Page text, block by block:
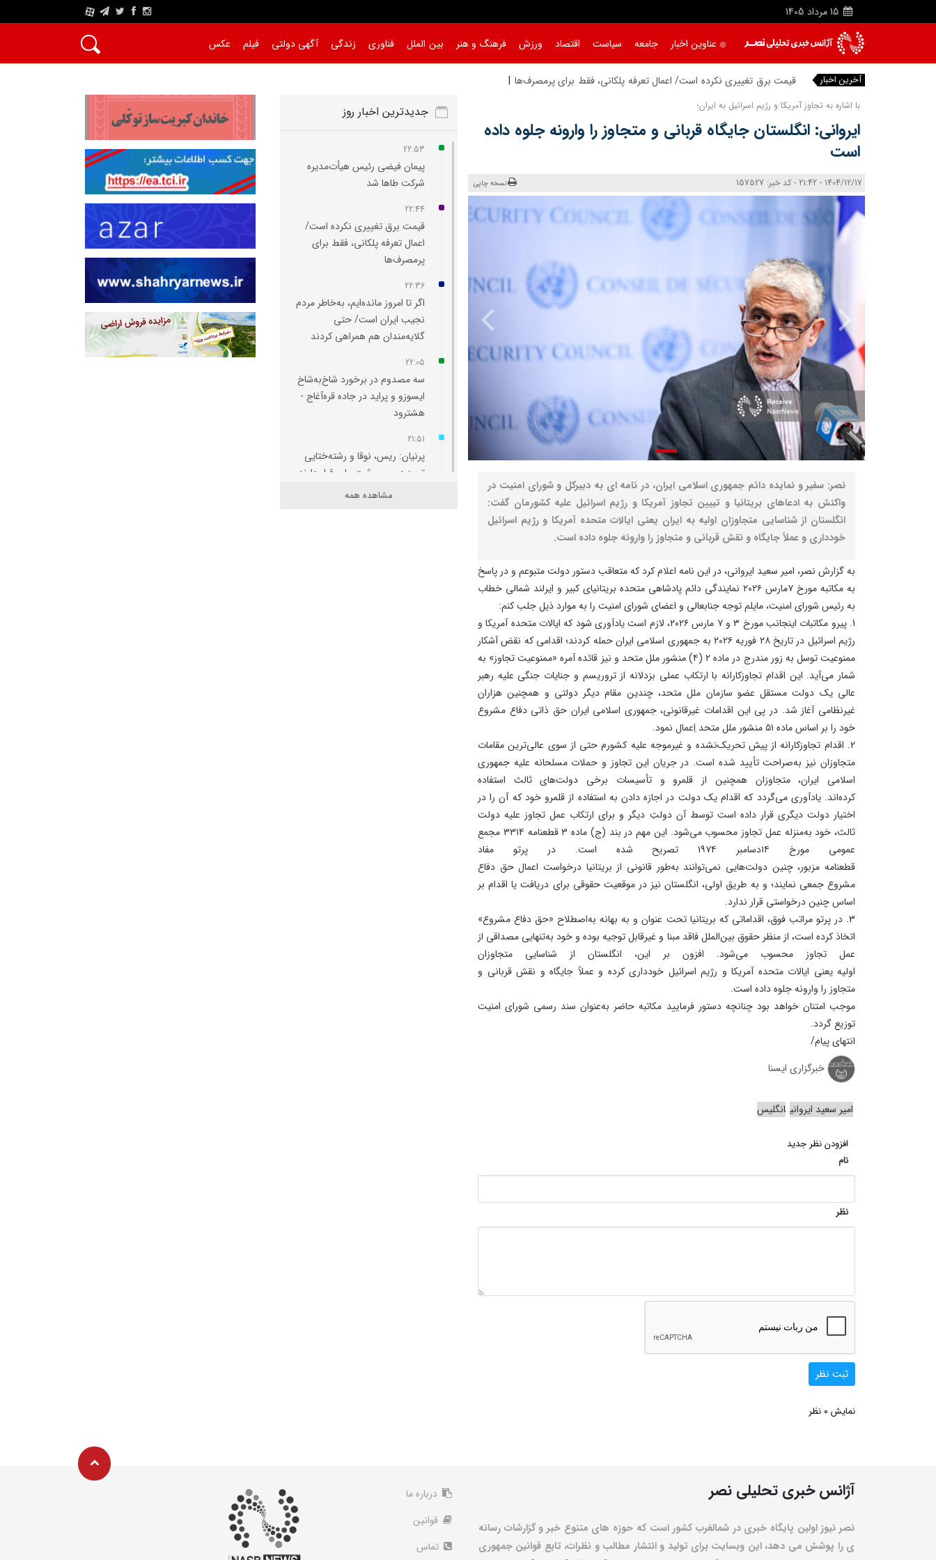
15 مرداد 1405
A
عناوین اخبار جامعه سیاست اقتصاد ورزش فرهنگ و هنر بین الملل فناوری زندگی آگهی دولتی فیلم عکس
آخرین اخبار قیمت برق تغییری نکرده است/ اعمال تعرفه پلکانی، فقط برای پرمصرف‌ها
با اشاره به تجاوز آمریکا و رژیم اسرائیل به ایران؛
ایروانی: انگلستان جایگاه‌ قربانی و متجاوز را وارونه جلوه داده
است
1404/12/17 - 21:42 - کد خبر: 157527 نسخه چاپی
نصر: سفیر و نمایده دائم جمهوری اسلامی ایران، در نامه ای به دبیرکل و شورای امنیت در
واکنش به ادعاهای بریتانیا و تبیین تجاوز آمریکا و رژیم اسرائیل علیه کشورمان گفت:
انگلستان از شناسایی متجاوزان اولیه به ایران یعنی ایالات متحده آمریکا و رژیم اسرائیل
خودداری و عملاً جایگاه‌ و نقش‌ قربانی و متجاوز را وارونه جلوه داده است.
به گزارش نصر، امیر سعید ایروانی، در این نامه اعلام کرد که متعاقب دستور دولت متبوعم و در پاسخ
به مکاتبه مورخ ۷مارس ۲۰۲۶ نمایندگی دائم پادشاهی متحده بریتانیای کبیر و ایرلند شمالی خطاب
به رئیس شورای امنیت، مایلم توجه جنابعالی و اعضای شورای امنیت را به موارد ذیل جلب کنم:
1. پیرو مکاتبات اینجانب مورخ ۳ و ۷ مارس ۲۰۲۶، لازم است یادآوری شود که ایالات متحده آمریکا و
رژیم اسرائیل در تاریخ ۲۸ فوریه ۲۰۲۶ به جمهوری اسلامی ایران حمله کردند؛ اقدامی که نقض آشکار
ممنوعیت توسل به زور مندرج در ماده ۲ (۴) منشور ملل متحد و نیز قائده آمره «ممنوعیت تجاوز» به
شمار می‌آید. این اقدام تجاوزکارانه با ارتکاب عملی بزدلانه از تروریسم و جنایات جنگی علیه رهبر
عالی یک دولت مستقل عضو سازمان ملل متحد، چندین مقام دیگر دولتی و همچنین هزاران
غیرنظامی آغاز شد. در پی این اقدامات غیرقانونی، جمهوری اسلامی ایران حق ذاتی دفاع مشروع
خود را بر اساس ماده ۵۱ منشور ملل متحد اِعمال نمود.
2. اقدام تجاوزکارانه از پیش تحریک‌نشده و غیرموجه علیه کشورم حتی از سوی عالی‌ترین مقامات
متجاوزان نیز به‌صراحت تأیید شده است. در جریان این تجاوز و حملات مسلحانه علیه جمهوری
اسلامی ایران، متجاوزان همچنین از قلمرو و تأسیسات برخی دولت‌های ثالث استفاده
کرده‌اند. یادآوری می‌گردد که اقدام یک دولت در اجازه دادن به استفاده از قلمرو خود که آن را در
اختیار دولت دیگری قرار داده است توسط آن دولتِ دیگر و برای ارتکاب عمل تجاوز علیه دولت
ثالث، خود به‌منزله عمل تجاوز محسوب می‌شود. این مهم در بند (ج) ماده ۳ قطعنامه ۳۳۱۴ مجمع
عمومی مورخ ۱۴دسامبر ۱۹۷۴ تصریح شده است. در پرتو مفاد
قطعنامه مزبور، چنین دولت‌هایی نمی‌توانند به‌طور قانونی از بریتانیا درخواست اعمال حق دفاع
مشروع جمعی نمایند؛ و به طریق اولی، انگلستان نیز در موقعیت حقوقی برای دریافت یا اقدام بر
اساس چنین درخواستی قرار ندارد.
3. در پرتو مراتب فوق، اقداماتی که بریتانیا تحت عنوان و به بهانه به‌اصطلاح «حق دفاع مشروع»
اتخاذ کرده است، از منظر حقوق بین‌الملل فاقد مبنا و غیرقابل توجیه بوده و خود به‌تنهایی مصداقی از
عمل تجاوز محسوب می‌شود. افزون بر این، انگلستان از شناسایی متجاوزان
اولیه یعنی ایالات متحده آمریکا و رژیم اسرائیل خودداری کرده و عملاً جایگاه‌ و نقش‌ قربانی و
متجاوز را وارونه جلوه داده است.
موجب امتنان خواهد بود چنانچه دستور فرمایید مکاتبه حاضر به‌عنوان سند رسمی شورای امنیت
توزیع گردد.
انتهای پیام/
خبرگزاری ایسنا
امیر سعید ایروانی انگلیس
افزودن نظر جدید
نام
نظر
ثبت نظر
نمایش 0 نظر
جدیدترین اخبار روز
22:53
پیمان فیضی رئیس هیأت‌مدیره
شرکت طاها شد
22:44
قیمت برق تغییری نکرده است/
اعمال تعرفه پلکانی، فقط برای
پرمصرف‌ها
22:36
اگر تا امروز مانده‌ایم، به‌خاطر مردم
نجیب ایران است/ حتی
گلایه‌مندان هم همراهی کردند
22:05
سه مصدوم در برخورد شاخ‌به‌شاخ
ایسوزو و پراید در جاده قره‌آغاج -
هشترود
21:51
پرنیان: ریس، نوقا و رشته‌ختایی
تبریز در مسیر ثبت ملی قرار دارند
مشاهده همه
آژانس خبری تحلیلی نصر
نصر نیوز اولین پایگاه خبری در شمالغرب کشور است که حوزه های متنوع خبر و گزارشات رسانه
ی را پوشش می دهد، این وبسایت برای تولید و انتشار مطالب و نظرات، تابع قوانین جمهوری
درباره ما
قوانین
تماس